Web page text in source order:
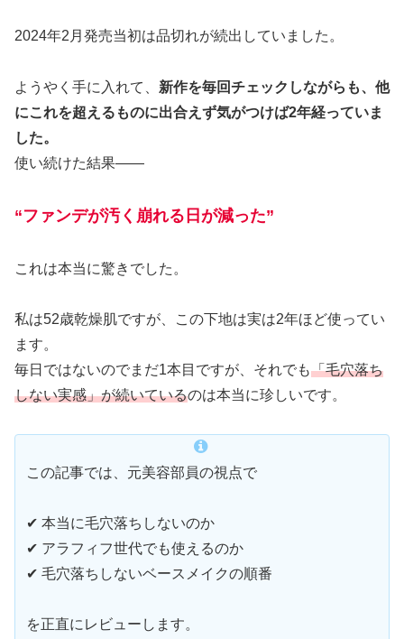
2024年2月発売当初は品切れが続出していました。
ようやく手に入れて、 新作を毎回チェックしながらも、他
にこれを超えるものに出合えず気がつけば2年経っていま
した。
使い続けた結果――
“ファンデが汚く崩れる日が減った”
これは本当に驚きでした。
私は52歳乾燥肌ですが、この下地は実は2年ほど使ってい
ます。
毎日ではないのでまだ1本目ですが、それでも「毛穴落ち
しない実感」が続いているのは本当に珍しいです。
この記事では、元美容部員の視点で
✔ 本当に毛穴落ちしないのか
✔ アラフィフ世代でも使えるのか
✔ 毛穴落ちしないベースメイクの順番
を正直にレビューします。